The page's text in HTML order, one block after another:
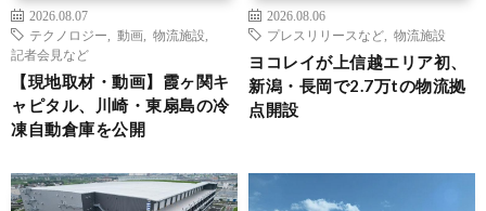
2026.08.07
テクノロジー
動画 物流施設
記者会見など
【現地取材・動画】霞ヶ関キ
ャピタル、川崎・東扇島の冷
凍自動倉庫を公開
2026.08.06
プレスリリースなど
物流施設
ヨコレイが上信越エリア初、
新潟・長岡で2.7万tの物流拠
点開設